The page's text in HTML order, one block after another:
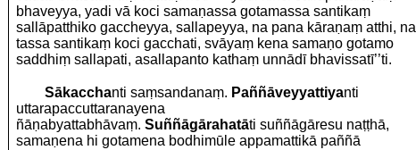
bhaveyya, yadi vā koci samaṇassa gotamassa santikaṃ
sallāpatthiko gaccheyya, sallapeyya, na pana kāraṇaṃ atthi, na
tassa santikaṃ koci gacchati, svāyaṃ kena samaṇo gotamo
saddhiṃ sallapati, asallapanto kathaṃ unnādī bhavissatī’’ti.
Sākacchanti saṃsandanaṃ. Paññāveyyattiyanti
uttarapaccuttaranayena
ñāṇabyattabhāvaṃ. Suññāgārahatāti suññāgāresu naṭṭhā,
samaṇena hi gotamena bodhimūle appamattikā paññā